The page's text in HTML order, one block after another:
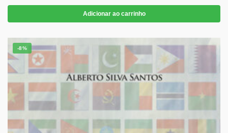
preço
original
era:
R$143,08.
preço
atual
é:
R$131,63.
Adicionar ao carrinho
-8%